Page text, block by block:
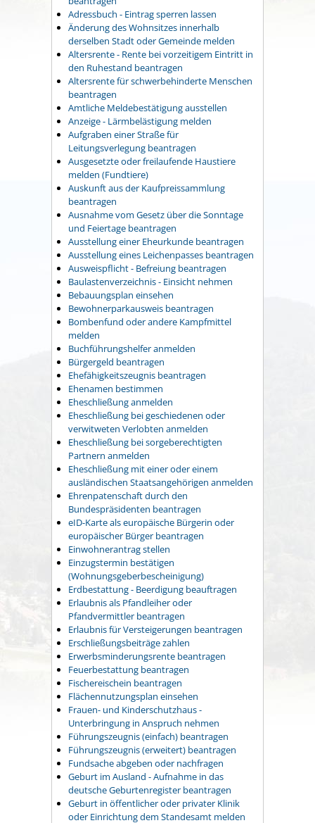
Adressbuch - Eintrag sperren lassen
Änderung des Wohnsitzes innerhalb
derselben Stadt oder Gemeinde melden
Altersrente - Rente bei vorzeitigem Eintritt in
den Ruhestand beantragen
Altersrente für schwerbehinderte Menschen
beantragen
Amtliche Meldebestätigung ausstellen
Anzeige - Lärmbelästigung melden
Aufgraben einer Straße für
Leitungsverlegung beantragen
Ausgesetzte oder freilaufende Haustiere
melden (Fundtiere)
Auskunft aus der Kaufpreissammlung
beantragen
Ausnahme vom Gesetz über die Sonntage
und Feiertage beantragen
Ausstellung einer Eheurkunde beantragen
Ausstellung eines Leichenpasses beantragen
Ausweispflicht - Befreiung beantragen
Baulastenverzeichnis - Einsicht nehmen
Bebauungsplan einsehen
Bewohnerparkausweis beantragen
Bombenfund oder andere Kampfmittel
melden
Buchführungshelfer anmelden
Bürgergeld beantragen
Ehefähigkeitszeugnis beantragen
Ehenamen bestimmen
Eheschließung anmelden
Eheschließung bei geschiedenen oder
verwitweten Verlobten anmelden
Eheschließung bei sorgeberechtigten
Partnern anmelden
Eheschließung mit einer oder einem
ausländischen Staatsangehörigen anmelden
Ehrenpatenschaft durch den
Bundespräsidenten beantragen
eID-Karte als europäische Bürgerin oder
europäischer Bürger beantragen
Einwohnerantrag stellen
Einzugstermin bestätigen
(Wohnungsgeberbescheinigung)
Erdbestattung - Beerdigung beauftragen
Erlaubnis als Pfandleiher oder
Pfandvermittler beantragen
Erlaubnis für Versteigerungen beantragen
Erschließungsbeiträge zahlen
Erwerbsminderungsrente beantragen
Feuerbestattung beantragen
Fischereischein beantragen
Flächennutzungsplan einsehen
Frauen- und Kinderschutzhaus -
Unterbringung in Anspruch nehmen
Führungszeugnis (einfach) beantragen
Führungszeugnis (erweitert) beantragen
Fundsache abgeben oder nachfragen
Geburt im Ausland - Aufnahme in das
deutsche Geburtenregister beantragen
Geburt in öffentlicher oder privater Klinik
oder Einrichtung dem Standesamt melden